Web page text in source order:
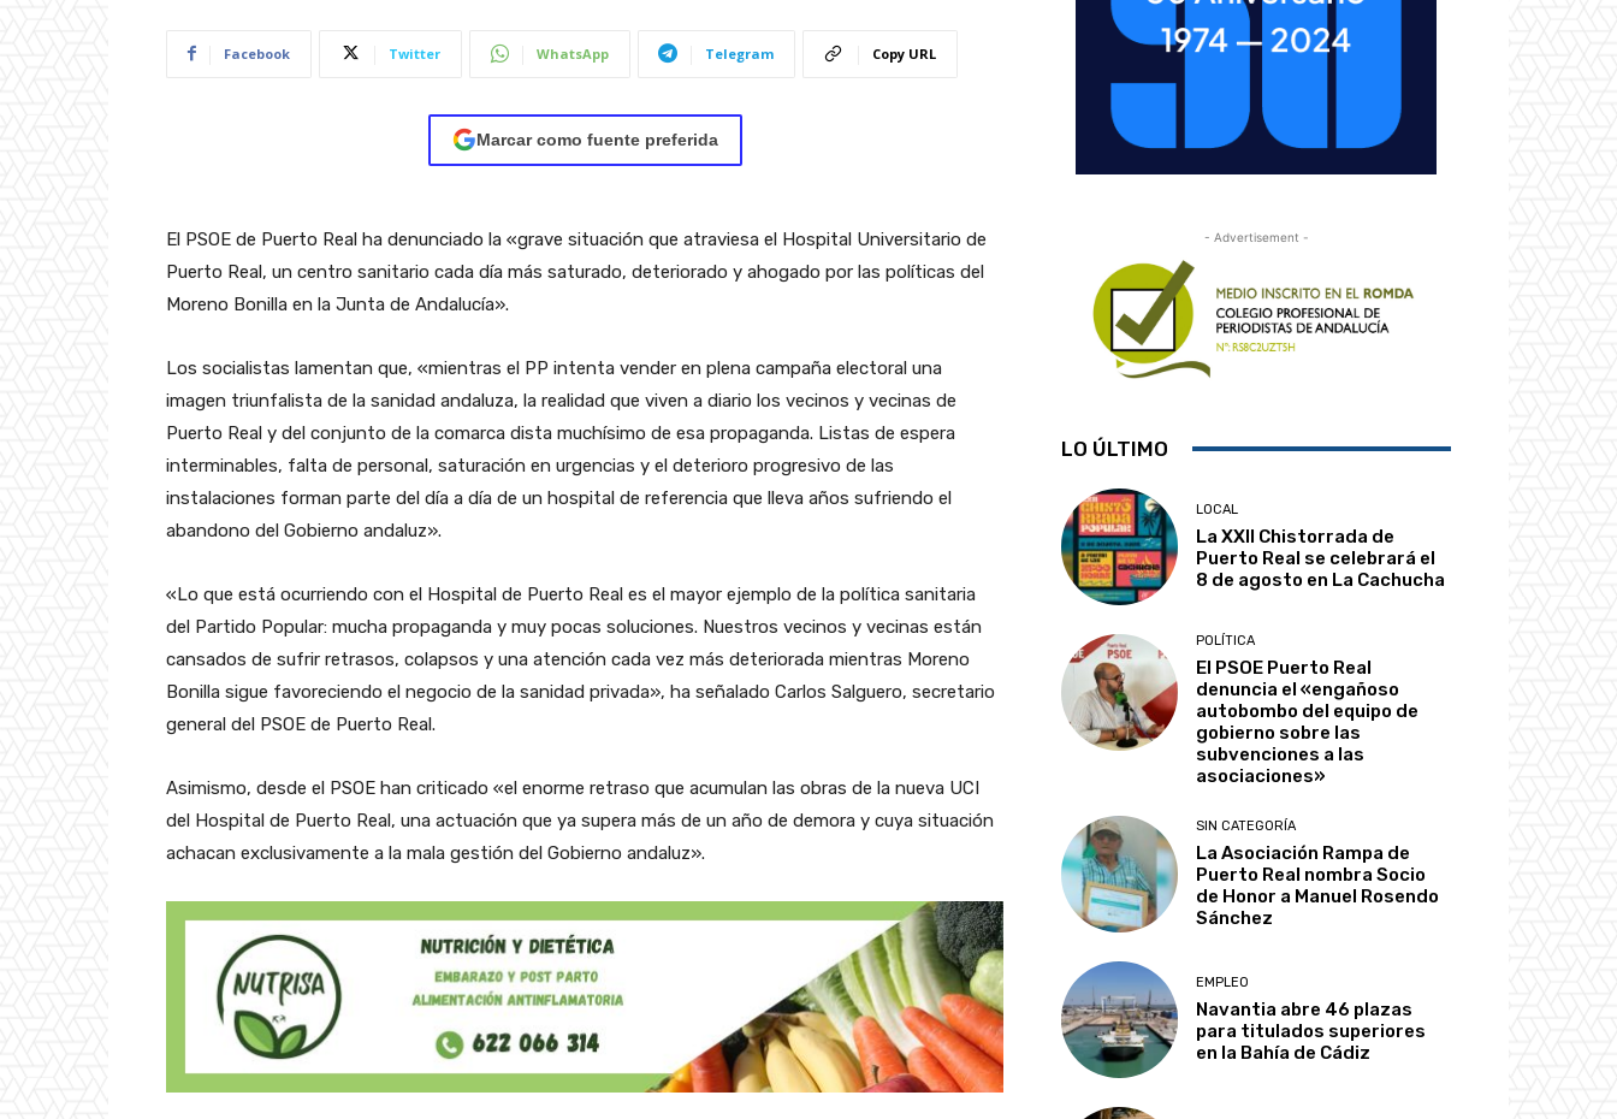
Facebook Twitter WhatsApp Telegram Copy URL
Marcar como fuente preferida
El PSOE de Puerto Real ha denunciado la «grave situación que atraviesa el Hospital Universitario de
Puerto Real, un centro sanitario cada día más saturado, deteriorado y ahogado por las políticas del
Moreno Bonilla en la Junta de Andalucía».
Los socialistas lamentan que, «mientras el PP intenta vender en plena campaña electoral una
imagen triunfalista de la sanidad andaluza, la realidad que viven a diario los vecinos y vecinas de
Puerto Real y del conjunto de la comarca dista muchísimo de esa propaganda. Listas de espera
interminables, falta de personal, saturación en urgencias y el deterioro progresivo de las
instalaciones forman parte del día a día de un hospital de referencia que lleva años sufriendo el
abandono del Gobierno andaluz».
«Lo que está ocurriendo con el Hospital de Puerto Real es el mayor ejemplo de la política sanitaria
del Partido Popular: mucha propaganda y muy pocas soluciones. Nuestros vecinos y vecinas están
cansados de sufrir retrasos, colapsos y una atención cada vez más deteriorada mientras Moreno
Bonilla sigue favoreciendo el negocio de la sanidad privada», ha señalado Carlos Salguero, secretario
general del PSOE de Puerto Real.
Asimismo, desde el PSOE han criticado «el enorme retraso que acumulan las obras de la nueva UCI
del Hospital de Puerto Real, una actuación que ya supera más de un año de demora y cuya situación
achacan exclusivamente a la mala gestión del Gobierno andaluz».
- Advertisement -
LO ÚLTIMO
LOCAL
La XXII Chistorrada de
Puerto Real se celebrará el
8 de agosto en La Cachucha
POLÍTICA
El PSOE Puerto Real
denuncia el «engañoso
autobombo del equipo de
gobierno sobre las
subvenciones a las
asociaciones»
SIN CATEGORÍA
La Asociación Rampa de
Puerto Real nombra Socio
de Honor a Manuel Rosendo
Sánchez
EMPLEO
Navantia abre 46 plazas
para titulados superiores
en la Bahía de Cádiz